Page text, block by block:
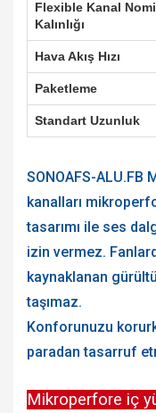
Flexible Kanal
Kalınlığı
Hava Akış Hızı
Paketleme
Standart Uzunluk
SONOAFS-ALU.FB
kanalları
tasarımı ile ses
izin vermez.
kaynaklanan
taşımaz.
Konforunuzu
paradan tasarruf
Mikroperfore iç